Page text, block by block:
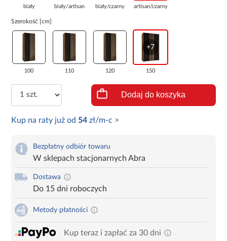
biały biały/artisan biały/czarny artisan/czarny
Szerokość [cm]
100 110 120
+7
150
Dodaj do koszyka
Kup na raty już od 54 zł/m-c >
Bezpłatny odbiór towaru
W sklepach stacjonarnych Abra
Dostawa
Do 15 dni roboczych
Metody płatności
Kup teraz i zapłać za 30 dni